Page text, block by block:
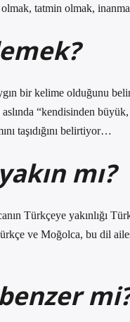
tatmin olmak,
bir kelime olduğunu
“kendisinden büyük,
taşıdığını belirtiyor…
mı?
Türkçeye yakınlığı
ve Moğolca, bu dil